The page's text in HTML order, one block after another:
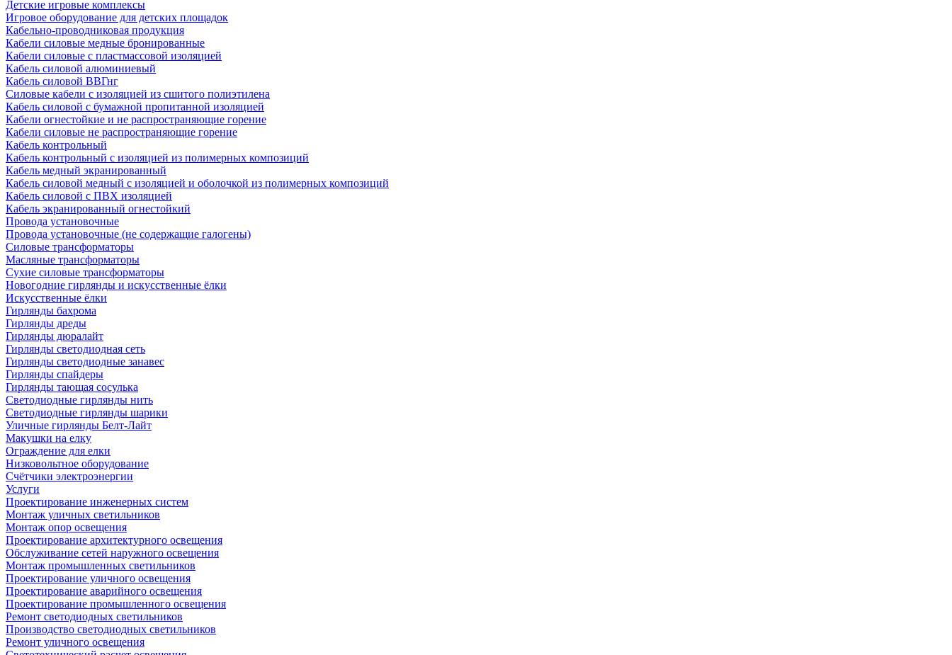
Детские игровые комплексы
Игровое оборудование для детских площадок
Кабельно-проводниковая продукция
Кабели силовые медные бронированные
Кабели силовые с пластмассовой изоляцией
Кабель силовой алюминиевый
Кабель силовой ВВГнг
Силовые кабели с изоляцией из сшитого полиэтилена
Кабель силовой с бумажной пропитанной изоляцией
Кабели огнестойкие и не распространяющие горение
Кабели силовые не распространяющие горение
Кабель контрольный
Кабель контрольный с изоляцией из полимерных композиций
Кабель медный экранированный
Кабель силовой медный с изоляцией и оболочкой из полимерных композиций
Кабель силовой с ПВХ изоляцией
Кабель экранированный огнестойкий
Провода установочные
Провода установочные (не содержащие галогены)
Силовые трансформаторы
Масляные трансформаторы
Сухие силовые трансформаторы
Новогодние гирлянды и искусственные ёлки
Искусственные ёлки
Гирлянды бахрома
Гирлянды дреды
Гирлянды дюралайт
Гирлянды светодиодная сеть
Гирлянды светодиодные занавес
Гирлянды спайдеры
Гирлянды тающая сосулька
Светодиодные гирлянды нить
Светодиодные гирлянды шарики
Уличные гирлянды Белт-Лайт
Макушки на елку
Ограждение для елки
Низковольтное оборудование
Счётчики электроэнергии
Услуги
Проектирование инженерных систем
Монтаж уличных светильников
Монтаж опор освещения
Проектирование архитектурного освещения
Обслуживание сетей наружного освещения
Монтаж промышленных светильников
Проектирование уличного освещения
Проектирование аварийного освещения
Проектирование промышленного освещения
Ремонт светодиодных светильников
Производство светодиодных светильников
Ремонт уличного освещения